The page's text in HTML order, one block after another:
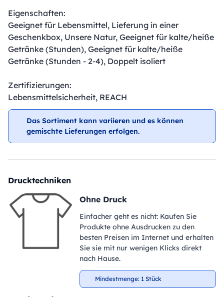
Eigenschaften:
Geeignet für Lebensmittel, Lieferung in einer
Geschenkbox, Unsere Natur, Geeignet für kalte/heiße
Getränke (Stunden), Geeignet für kalte/heiße
Getränke (Stunden - 2-4), Doppelt isoliert
Zertifizierungen:
Lebensmittelsicherheit, REACH
Das Sortiment kann variieren und es können
gemischte Lieferungen erfolgen.
Drucktechniken
Ohne Druck
Einfacher geht es nicht: Kaufen Sie
Produkte ohne Ausdrucken zu den
besten Preisen im Internet und erhalten
Sie sie mit nur wenigen Klicks direkt
nach Hause.
Mindestmenge: 1 Stück